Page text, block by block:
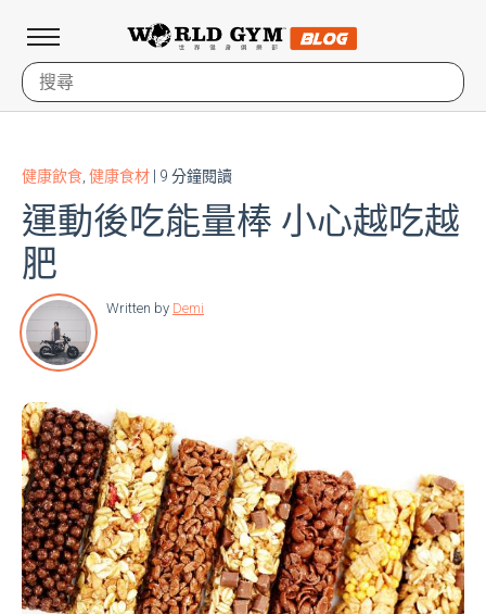
健康飲食 健康食材 | 9 分鐘閱讀
運動後吃能量棒 小心越吃越
肥
Written by Demi